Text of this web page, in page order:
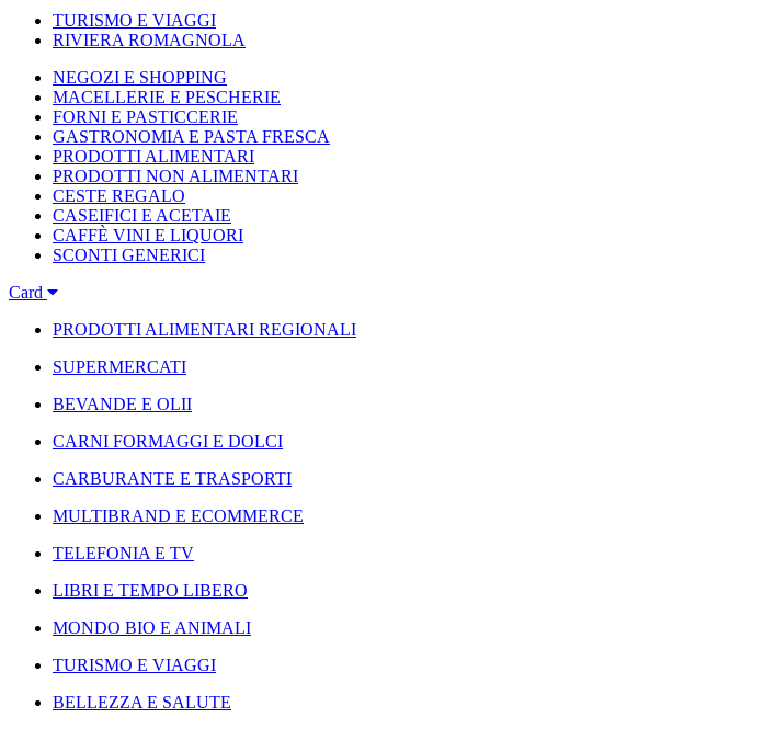
TURISMO E VIAGGI
RIVIERA ROMAGNOLA
NEGOZI E SHOPPING
MACELLERIE E PESCHERIE
FORNI E PASTICCERIE
GASTRONOMIA E PASTA FRESCA
PRODOTTI ALIMENTARI
PRODOTTI NON ALIMENTARI
CESTE REGALO
CASEIFICI E ACETAIE
CAFFÈ VINI E LIQUORI
SCONTI GENERICI
Card
PRODOTTI ALIMENTARI REGIONALI
SUPERMERCATI
BEVANDE E OLII
CARNI FORMAGGI E DOLCI
CARBURANTE E TRASPORTI
MULTIBRAND E ECOMMERCE
TELEFONIA E TV
LIBRI E TEMPO LIBERO
MONDO BIO E ANIMALI
TURISMO E VIAGGI
BELLEZZA E SALUTE